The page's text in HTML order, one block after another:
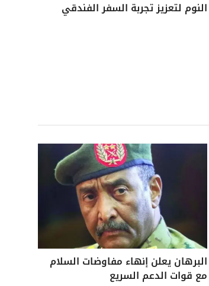
النوم لتعزيز تجربة السفر الفندقي
البرهان يعلن إنهاء مفاوضات السلام
مع قوات الدعم السريع